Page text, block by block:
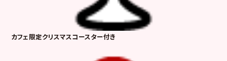
カフェ限定クリスマスコースター付き